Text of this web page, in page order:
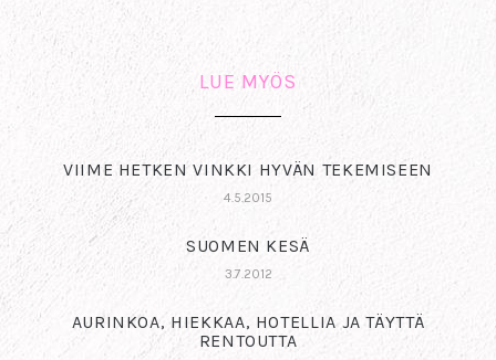
LUE MYÖS
VIIME HETKEN VINKKI HYVÄN TEKEMISEEN
4.5.2015
SUOMEN KESÄ
3.7.2012
AURINKOA, HIEKKAA, HOTELLIA JA TÄYTTÄ
RENTOUTTA